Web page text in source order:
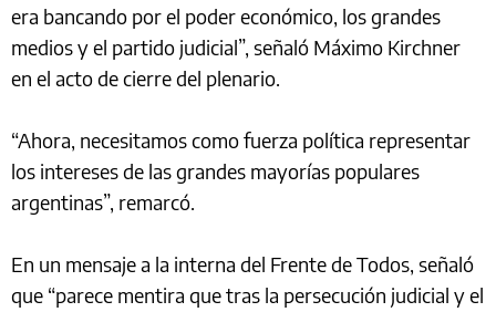
era bancando por el poder económico, los grandes
medios y el partido judicial”, señaló Máximo Kirchner
en el acto de cierre del plenario.
“Ahora, necesitamos como fuerza política representar
los intereses de las grandes mayorías populares
argentinas”, remarcó.
En un mensaje a la interna del Frente de Todos, señaló
que “parece mentira que tras la persecución judicial y el